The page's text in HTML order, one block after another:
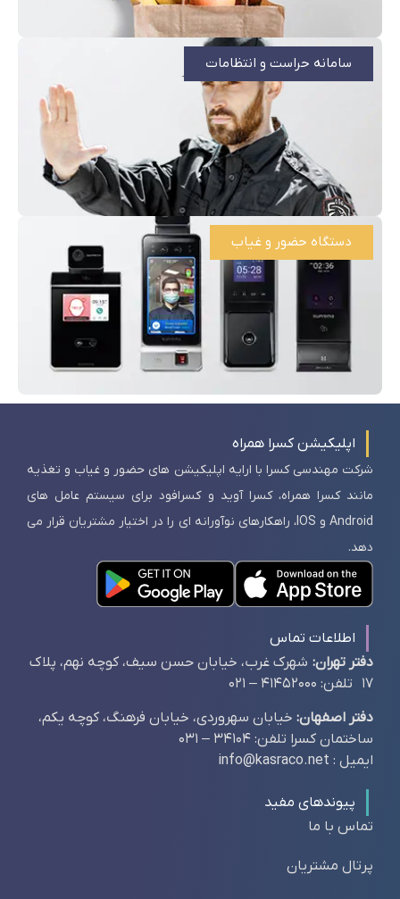
سامانه حراست و انتظامات
دستگاه حضور و غیاب
اپلیکیشن کسرا همراه
شرکت مهندسی کسرا با ارایه اپلیکیشن های حضور و غیاب و تغذیه
مانند کسرا همراه، کسرا آوید و کسرافود برای سیستم عامل های
Android و IOS، راهکارهای نوآورانه ای را در اختیار مشتریان قرار می
دهد.
اطلاعات تماس
دفتر تهران: شهرک غرب، خیابان حسن سیف، کوچه نهم، پلاک
17 تلفن: 41452000 – 021
دفتر اصفهان: خیابان سهروردی، خیابان فرهنگ، کوچه یکم،
ساختمان کسرا تلفن: 34104 – 031
ایمیل : info@kasraco.net
پیوندهای مفید
تماس با ما
پرتال مشتریان